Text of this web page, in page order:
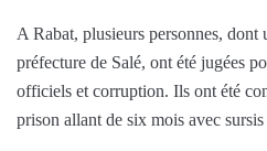
A Rabat, plusieurs personnes, dont
préfecture de Salé, ont été jugées
officiels et corruption. Ils ont été
prison allant de six mois avec sursis